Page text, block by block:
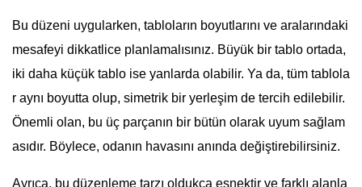
Bu düzeni uygularken, tabloların boyutlarını ve aralarındaki
mesafeyi dikkatlice planlamalısınız. Büyük bir tablo ortada,
iki daha küçük tablo ise yanlarda olabilir. Ya da, tüm tablola
r aynı boyutta olup, simetrik bir yerleşim de tercih edilebilir.
Önemli olan, bu üç parçanın bir bütün olarak uyum sağlam
asıdır. Böylece, odanın havasını anında değiştirebilirsiniz.
Ayrıca, bu düzenleme tarzı oldukça esnektir ve farklı alanla